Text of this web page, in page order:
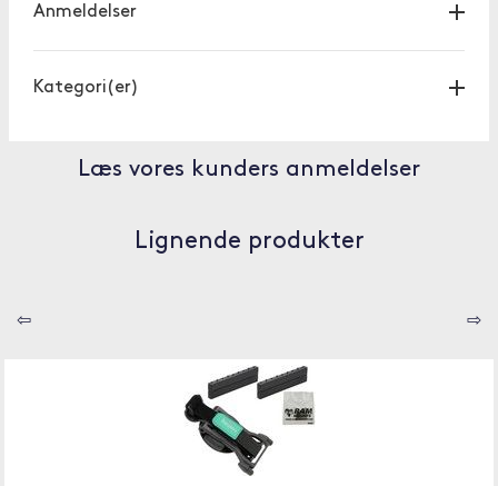
Anmeldelser
Kategori(er)
Læs vores kunders anmeldelser
Lignende produkter
⇦ ⇨